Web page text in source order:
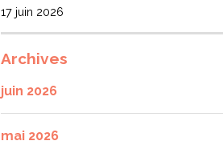
17 juin 2026
Archives
juin 2026
mai 2026